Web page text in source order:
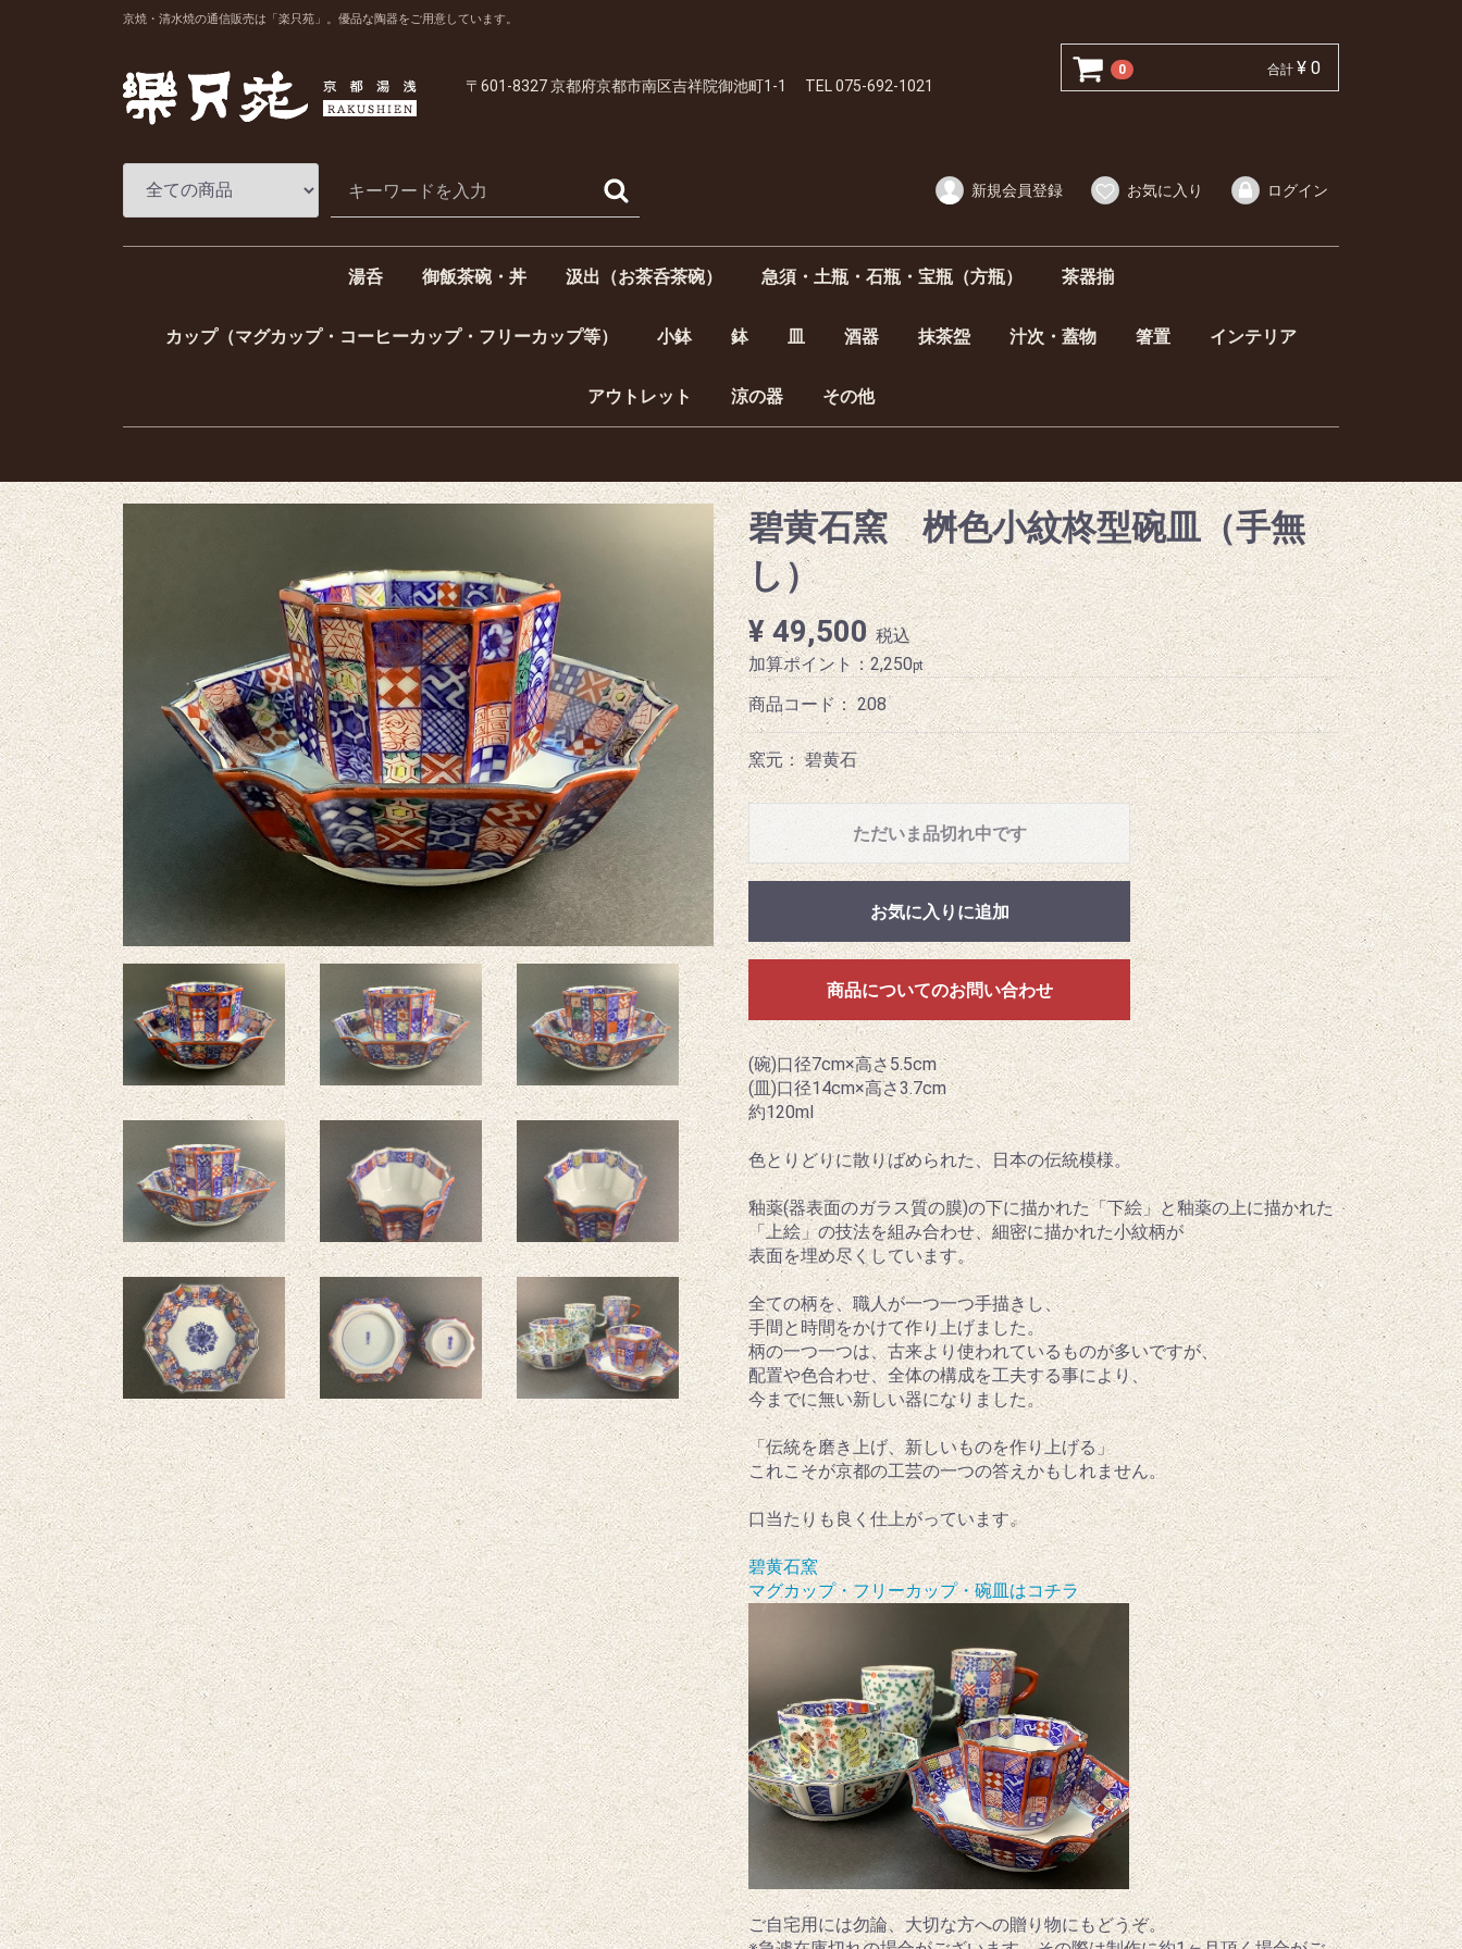
京焼・清水焼の通信販売は「楽只苑」。優品な陶器をご用意しています。
〒601-8327 京都府京都市南区吉祥院御池町1-1 TEL 075-692-1021
0 合計 ¥ 0
新規会員登録 お気に入り ログイン
湯呑
一ヶ湯呑（単品湯呑）
組湯呑（夫婦湯呑）
御飯茶碗・丼
一ヶ飯碗・丼
組飯碗（夫婦飯碗）
汲出（お茶呑茶碗）
汲出 5客1組
蓋付汲出 5客1組
汲出1客
蓋付汲出1客
急須・土瓶・石瓶・宝瓶（方瓶） 茶器揃
カップ（マグカップ・コーヒーカップ・フリーカップ等） 小鉢
向付
小付
鉢 皿
角皿
楕円皿
酒器
居酒屋揃・半酒器揃
酒器揃
徳利（とっくり）
ぐい呑
平盃
抹茶盌 汁次・蓋物 箸置 インテリア
アウトレット 涼の器 その他
碧黄石窯 桝色小紋柊型碗皿（手無
し）
¥ 49,500 税込
加算ポイント：2,250pt
商品コード：208
窯元： 碧黄石
ただいま品切れ中です
お気に入りに追加
商品についてのお問い合わせ
(碗)口径7cm×高さ5.5cm
(皿)口径14cm×高さ3.7cm
約120ml
色とりどりに散りばめられた、日本の伝統模様。
釉薬(器表面のガラス質の膜)の下に描かれた「下絵」と釉薬の上に描かれた
「上絵」の技法を組み合わせ、細密に描かれた小紋柄が
表面を埋め尽くしています。
全ての柄を、職人が一つ一つ手描きし、
手間と時間をかけて作り上げました。
柄の一つ一つは、古来より使われているものが多いですが、
配置や色合わせ、全体の構成を工夫する事により、
今までに無い新しい器になりました。
「伝統を磨き上げ、新しいものを作り上げる」
これこそが京都の工芸の一つの答えかもしれません。
口当たりも良く仕上がっています。
碧黄石窯
マグカップ・フリーカップ・碗皿はコチラ
ご自宅用には勿論、大切な方への贈り物にもどうぞ。